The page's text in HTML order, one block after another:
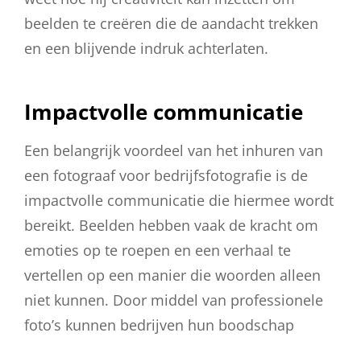
beelden te creëren die de aandacht trekken
en een blijvende indruk achterlaten.
Impactvolle communicatie
Een belangrijk voordeel van het inhuren van
een fotograaf voor bedrijfsfotografie is de
impactvolle communicatie die hiermee wordt
bereikt. Beelden hebben vaak de kracht om
emoties op te roepen en een verhaal te
vertellen op een manier die woorden alleen
niet kunnen. Door middel van professionele
foto’s kunnen bedrijven hun boodschap